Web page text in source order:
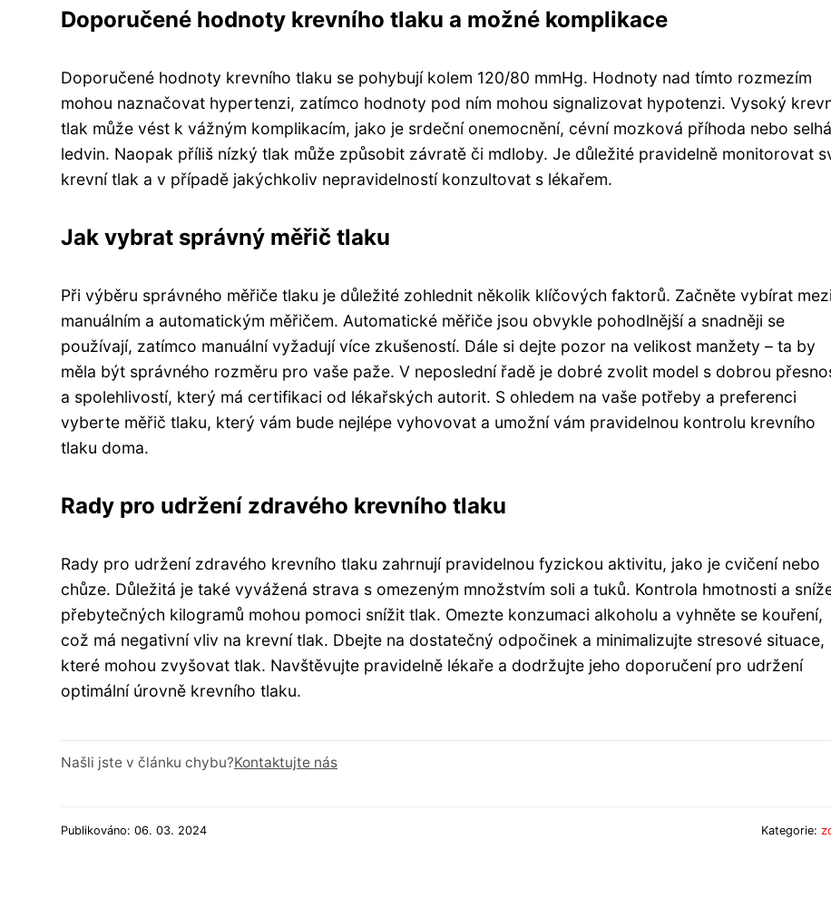
Doporučené hodnoty krevního tlaku a možné komplikace
Doporučené hodnoty krevního tlaku se pohybují kolem 120/80 mmHg. Hodnoty nad tímto rozmezím
mohou naznačovat hypertenzi, zatímco hodnoty pod ním mohou signalizovat hypotenzi. Vysoký
tlak může vést k vážným komplikacím, jako je srdeční onemocnění, cévní mozková příhoda nebo
ledvin. Naopak příliš nízký tlak může způsobit závratě či mdloby. Je důležité pravidelně monitorovat
krevní tlak a v případě jakýchkoliv nepravidelností konzultovat s lékařem.
Jak vybrat správný měřič tlaku
Při výběru správného měřiče tlaku je důležité zohlednit několik klíčových faktorů. Začněte vybírat mezi
manuálním a automatickým měřičem. Automatické měřiče jsou obvykle pohodlnější a snadněji se
používají, zatímco manuální vyžadují více zkušeností. Dále si dejte pozor na velikost manžety – ta by
měla být správného rozměru pro vaše paže. V neposlední řadě je dobré zvolit model s dobrou
a spolehlivostí, který má certifikaci od lékařských autorit. S ohledem na vaše potřeby a preferenci
vyberte měřič tlaku, který vám bude nejlépe vyhovovat a umožní vám pravidelnou kontrolu krevního
tlaku doma.
Rady pro udržení zdravého krevního tlaku
Rady pro udržení zdravého krevního tlaku zahrnují pravidelnou fyzickou aktivitu, jako je cvičení nebo
chůze. Důležitá je také vyvážená strava s omezeným množstvím soli a tuků. Kontrola hmotnosti a
přebytečných kilogramů mohou pomoci snížit tlak. Omezte konzumaci alkoholu a vyhněte se kouření,
což má negativní vliv na krevní tlak. Dbejte na dostatečný odpočinek a minimalizujte stresové situace,
které mohou zvyšovat tlak. Navštěvujte pravidelně lékaře a dodržujte jeho doporučení pro udržení
optimální úrovně krevního tlaku.
Našli jste v článku chybu?Kontaktujte nás
Publikováno: 06. 03. 2024 Kategorie: